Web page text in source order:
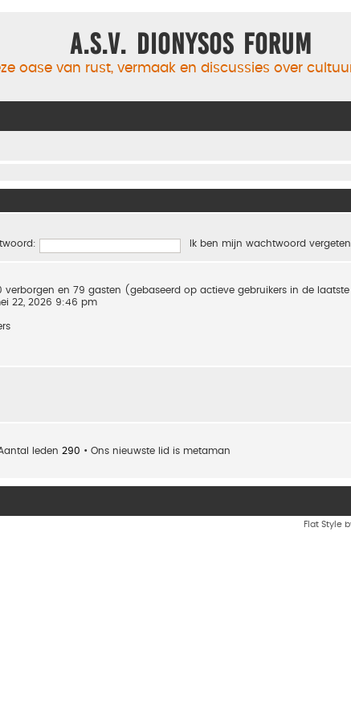
A.S.V. Dionysos Forum
oase van rust, vermaak en discussies over
Ik ben mijn wachtwoord vergeten
verborgen en 79 gasten (gebaseerd op actieve gebruikers in de
22, 2026 9:46 pm
leden 290 • Ons nieuwste lid is metaman
Flat Style